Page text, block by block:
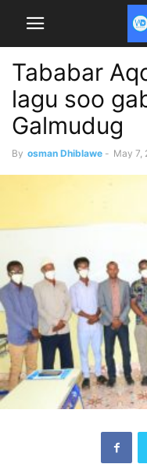
Tababar
lagu soo
Galmudug
By osman Dhiblawe - May 7,